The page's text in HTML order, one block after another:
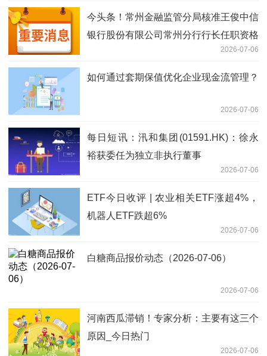
今头条！常州金融监管分局核准王俊中信
银行股份有限公司常州分行行长任职资格
2026-07-06
如何通过套期保值优化企业现金流管理？
2026-07-06
每日短讯：汛和集团(01591.HK)：徐永
裕获委任为独立非执行董事
2026-07-06
ETF今日收评 | 农业相关ETF涨超4%，
机器人ETF跌超6%
2026-07-06
白糖商品报价动态（2026-07-06）
2026-07-06
河南西瓜滞销！专家分析：主要有这三个
原因_今日热门
2026-07-06